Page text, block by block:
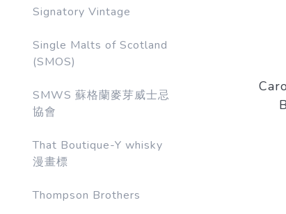
Signatory Vintage
Single Malts of Scotland
(SMOS)
SMWS 蘇格蘭麥芽威士忌
協會
That Boutique-Y whisky
漫畫標
Thompson Brothers